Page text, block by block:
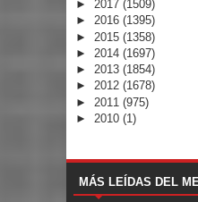
► 2017 (1509)
► 2016 (1395)
► 2015 (1358)
► 2014 (1697)
► 2013 (1854)
► 2012 (1678)
► 2011 (975)
► 2010 (1)
MÁS LEÍDAS DEL